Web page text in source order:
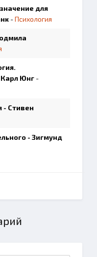
для
-Психология
Карл Юнг -
- Стивен
- Зигмунд